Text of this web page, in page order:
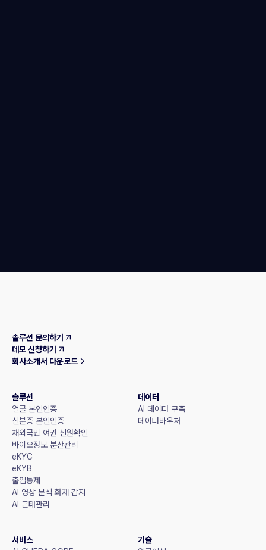
솔루션 문의하기
데모 신청하기
회사소개서 다운로드
솔루션
얼굴 본인인증
신분증 본인인증
재외국민 여권 신원확인
바이오정보 분산관리
eKYC
eKYB
출입통제
AI 영상 분석 화재 감지
AI 근태관리
데이터
AI 데이터 구축
데이터바우처
서비스
기술